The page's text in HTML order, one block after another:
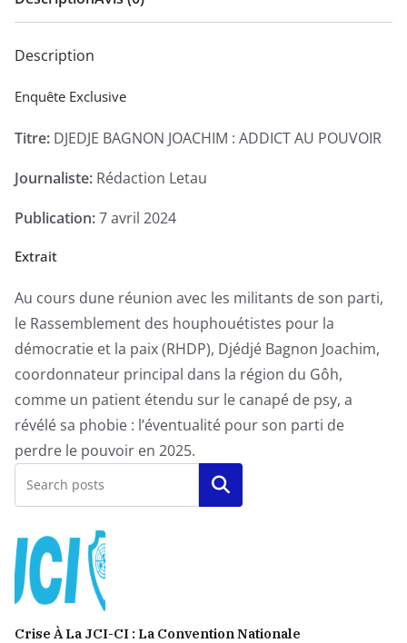
Exclusive
Description
Enquête Exclusive
Titre: DJEDJE BAGNON JOACHIM : ADDICT AU POUVOIR
Journaliste: Rédaction Letau
Publication:7 avril 2024
Extrait
Au cours dune réunion avec les militants de son parti,
le Rassemblement des houphouétistes pour la
démocratie et la paix (RHDP), Djédjé Bagnon Joachim,
coordonnateur principal dans la région du Gôh,
comme un patient étendu sur le canapé de psy, a
révélé sa phobie : l’éventualité pour son parti de
perdre le pouvoir en 2025.
Rechercher
Crise À La JCI-CI : La Convention Nationale